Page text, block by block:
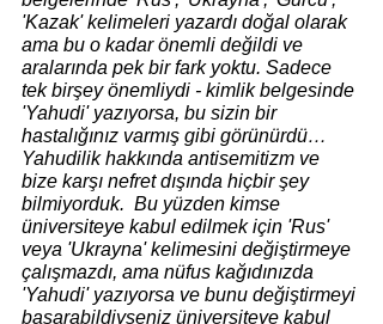
'Kazak' kelimeleri yazardı doğal olarak
ama bu o kadar önemli değildi ve
aralarında pek bir fark yoktu. Sadece
tek birşey önemliydi - kimlik belgesinde
'Yahudi' yazıyorsa, bu sizin bir
hastalığınız varmış gibi görünürdü…
Yahudilik hakkında antisemitizm ve
bize karşı nefret dışında hiçbir şey
bilmiyorduk.  Bu yüzden kimse
üniversiteye kabul edilmek için 'Rus'
veya 'Ukrayna' kelimesini değiştirmeye
çalışmazdı, ama nüfus kağıdınızda
'Yahudi' yazıyorsa ve bunu değiştirmeyi
başarabildiyseniz üniversiteye kabul